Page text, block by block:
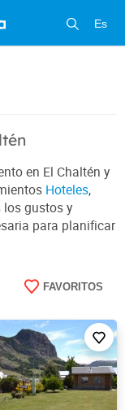
Es
en El Chaltén y
Hoteles,
gustos y
para planificar
FAVORITOS